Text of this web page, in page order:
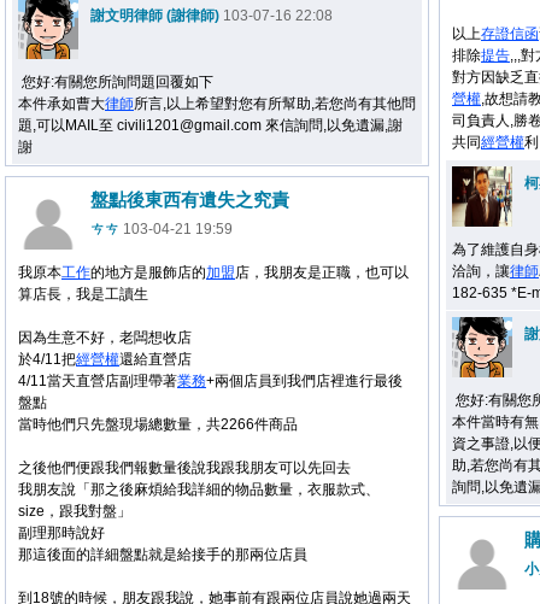
謝文明律師 (謝律師) 103-07-16 22:08
您好:有關您所詢問題回覆如下
本件承如曹大律師所言,以上希望對您有所幫助,若您尚有其他問
題,可以MAIL至 civili1201@gmail.com 來信詢問,以免遺漏,謝
謝
以上存證信函
排除提告,,,
對方因缺乏
營權,故想請
司負責人,勝
共同經營權
為了維護自
洽詢，讓律師
182-635 *E-
您好:有關您
本件當時有
資之事證,以
助,若您尚有
詢問,以免遺
盤點後東西有遺失之究責
ㄘㄘ 103-04-21 19:59
我原本工作的地方是服飾店的加盟店，我朋友是正職，也可以
算店長，我是工讀生
因為生意不好，老闆想收店
於4/11把經營權還給直營店
4/11當天直營店副理帶著業務+兩個店員到我們店裡進行最後
盤點
當時他們只先盤現場總數量，共2266件商品
之後他們便跟我們報數量後說我跟我朋友可以先回去
我朋友說「那之後麻煩給我詳細的物品數量，衣服款式、
size，跟我對盤」
副理那時說好
那這後面的詳細盤點就是給接手的那兩位店員
到18號的時候，朋友跟我說， 她事前有跟兩位店員說她過兩天